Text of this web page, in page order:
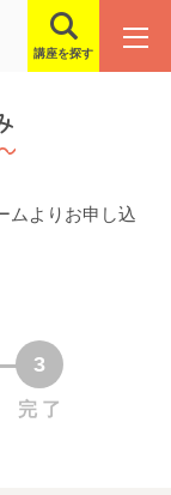
講座を探す
ムよりお申し込
完 了